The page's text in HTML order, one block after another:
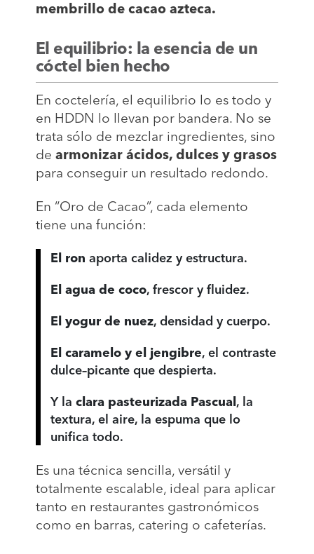
membrillo de cacao azteca.
El equilibrio: la esencia de un
cóctel bien hecho
En coctelería, el equilibrio lo es todo y
en HDDN lo llevan por bandera. No se
trata sólo de mezclar ingredientes, sino
de armonizar ácidos, dulces y grasos
para conseguir un resultado redondo.
En “Oro de Cacao”, cada elemento
tiene una función:
El ron aporta calidez y estructura.
El agua de coco, frescor y fluidez.
El yogur de nuez, densidad y cuerpo.
El caramelo y el jengibre, el contraste
dulce–picante que despierta.
Y la clara pasteurizada Pascual, la
textura, el aire, la espuma que lo
unifica todo.
Es una técnica sencilla, versátil y
totalmente escalable, ideal para aplicar
tanto en restaurantes gastronómicos
como en barras, catering o cafeterías.